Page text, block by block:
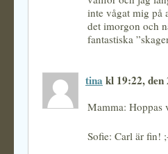
inte vågat mig på
det imorgon och
fantastiska
tina kl 19:22, den
Mamma: Hoppas
Sofie: Carl är fin!